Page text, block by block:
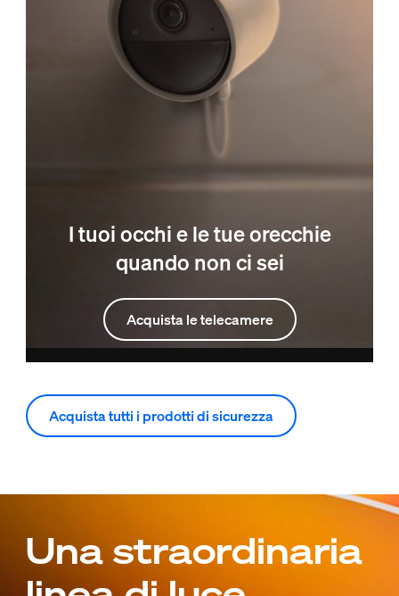
I tuoi occhi e le tue orecchie
quando non ci sei
Acquista le telecamere
Acquista tutti i prodotti di sicurezza
Una straordinaria